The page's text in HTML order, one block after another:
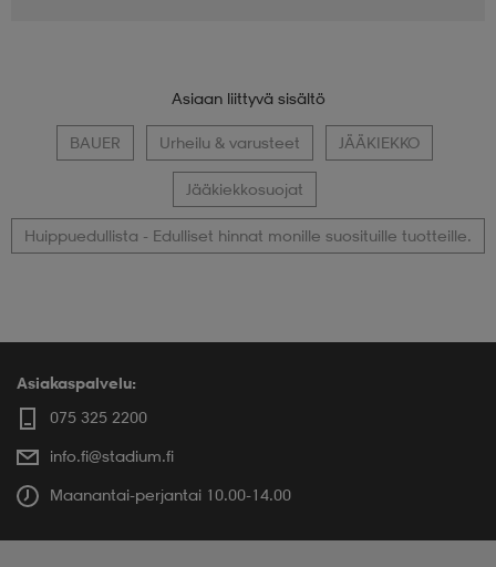
Asiaan liittyvä sisältö
BAUER Urheilu & varusteet JÄÄKIEKKO
Jääkiekkosuojat
Huippuedullista - Edulliset hinnat monille suosituille tuotteille.
Asiakaspalvelu:
075 325 2200
info.fi@stadium.fi
Maanantai-perjantai 10.00-14.00